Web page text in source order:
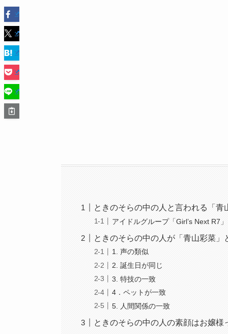
ときのそらの中の人と言われる「青
アイドルグループ「Girl’s Next R7
ときのそらの中の人が「青山彩菜」
1. 声の類似
2. 誕生日が同じ
3. 特技の一致
4．ペットが一致
5. 人間関係の一致
ときのそらの中の人の素顔はお嬢様